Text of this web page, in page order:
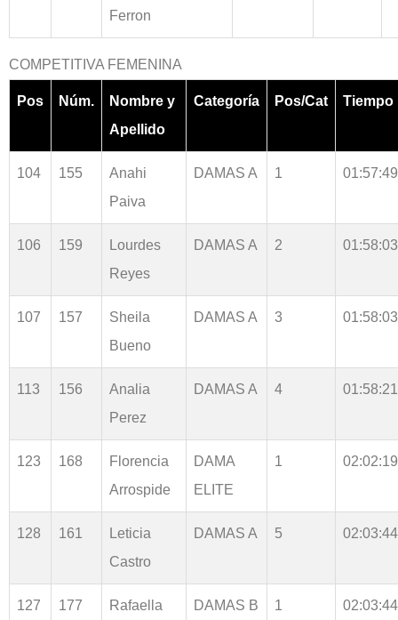
Ferron
COMPETITIVA FEMENINA
Pos Núm.
Nombre y
Apellido
Categoría Pos/Cat Tiempo
104 155
Anahi
Paiva
DAMAS A 1 01:57:49
106 159
Lourdes
Reyes
DAMAS A 2 01:58:03
107 157
Sheila
Bueno
DAMAS A 3 01:58:03
113 156
Analia
Perez
DAMAS A 4 01:58:21
123 168
Florencia
Arrospide
DAMA
ELITE
1 02:02:19
128 161
Leticia
Castro
DAMAS A 5 02:03:44
127 177
Rafaella
DAMAS B 1 02:03:44